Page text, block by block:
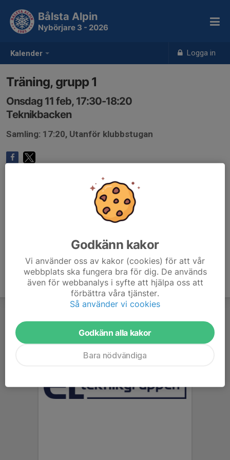
Kalender Logga in
Bålsta Alpin
Nybörjare 3 - 2026
Träning, grupp 1
Onsdag 11 feb, 17:30-18:20
Teknikbacken
Samling: 17:20, Utanför klubbstugan
Godkänn kakor
Vi använder oss av kakor (cookies) för att vår
webbplats ska fungera bra för dig. De används
även för webbanalys i syfte att hjälpa oss att
förbättra våra tjänster.
Så använder vi cookies
Godkänn alla kakor
Bara nödvändiga